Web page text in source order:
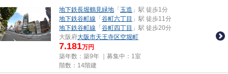
地下鉄長堀鶴見緑地 「 玉造 」駅 徒歩1分
地下鉄谷町線 「 谷町六丁目 」駅 徒歩11分
地下鉄谷町線 「 谷町四丁目 」駅 徒歩20分
大阪府大阪市天王寺区空堀町
7.181万円
築年数：築9年 ｜募集中： 1室
階数：14階建